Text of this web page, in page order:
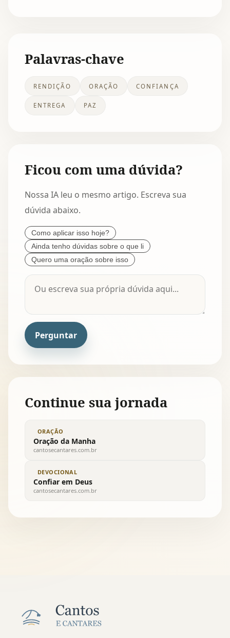
Palavras-chave
RENDIÇÃO ORAÇÃO CONFIANÇA
ENTREGA PAZ
Ficou com uma dúvida?
Nossa IA leu o mesmo artigo. Escreva sua
dúvida abaixo.
Como aplicar isso hoje?
Ainda tenho dúvidas sobre o que li
Quero uma oração sobre isso
Perguntar
Continue sua jornada
ORAÇÃO
Oração da Manha
cantosecantares.com.br
DEVOCIONAL
Confiar em Deus
cantosecantares.com.br